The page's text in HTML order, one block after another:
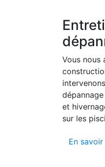
Vous nous
et
sur les
En